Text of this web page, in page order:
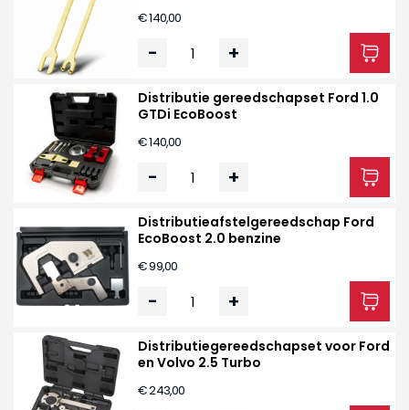
€ 140,00
- +
Distributie gereedschapset Ford 1.0
GTDi EcoBoost
€ 140,00
- +
Distributieafstelgereedschap Ford
EcoBoost 2.0 benzine
€ 99,00
- +
Distributiegereedschapset voor Ford
en Volvo 2.5 Turbo
€ 243,00